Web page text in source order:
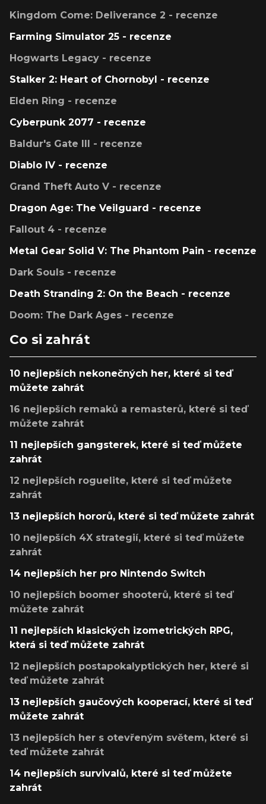
Kingdom Come: Deliverance 2 - recenze
Farming Simulator 25 - recenze
Hogwarts Legacy - recenze
Stalker 2: Heart of Chornobyl - recenze
Elden Ring - recenze
Cyberpunk 2077 - recenze
Baldur's Gate III - recenze
Diablo IV - recenze
Grand Theft Auto V - recenze
Dragon Age: The Veilguard - recenze
Fallout 4 - recenze
Metal Gear Solid V: The Phantom Pain - recenze
Dark Souls - recenze
Death Stranding 2: On the Beach - recenze
Doom: The Dark Ages - recenze
Co si zahrát
10 nejlepších nekonečných her, které si teď
můžete zahrát
16 nejlepších remaků a remasterů, které si teď
můžete zahrát
11 nejlepších gangsterek, které si teď můžete
zahrát
12 nejlepších roguelite, které si teď můžete
zahrát
13 nejlepších hororů, které si teď můžete zahrát
10 nejlepších 4X strategií, které si teď můžete
zahrát
14 nejlepších her pro Nintendo Switch
10 nejlepších boomer shooterů, které si teď
můžete zahrát
11 nejlepších klasických izometrických RPG,
která si teď můžete zahrát
12 nejlepších postapokalyptických her, které si
teď můžete zahrát
13 nejlepších gaučových kooperací, které si teď
můžete zahrát
13 nejlepších her s otevřeným světem, které si
teď můžete zahrát
14 nejlepších survivalů, které si teď můžete
zahrát